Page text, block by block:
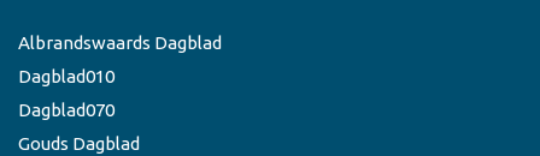
Albrandswaards Dagblad
Dagblad010
Dagblad070
Gouds Dagblad